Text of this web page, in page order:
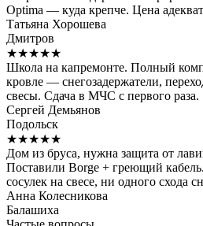
Optima — куда крепче. Цена
Татьяна Хорошева
Дмитров
★★★★★
Школа на капремонте. Полный
кровле — снегозадержатели,
свесы. Сдача в МЧС с первого раза.
Сергей Демьянов
Подольск
★★★★★
Дом из бруса, нужна защита от
Поставили Borge + греющий
сосулек на свесе, ни одного схода
Анна Колесникова
Балашиха